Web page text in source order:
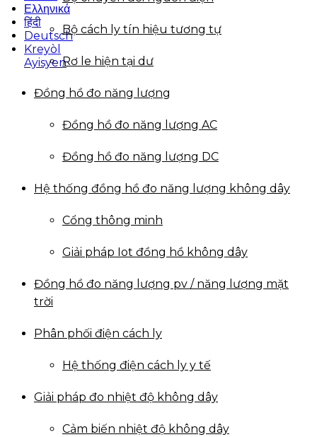
Ελληνικά
हिंदी
Deutsch
Kreyòl
Ayisyen
Bộ cách ly tín hiệu tương tự
Rơ le hiện tại dư
Đồng hồ đo năng lượng
Đồng hồ đo năng lượng AC
Đồng hồ đo năng lượng DC
Hệ thống đồng hồ đo năng lượng không dây
Cổng thông minh
Giải pháp Iot đồng hồ không dây
Đồng hồ đo năng lượng pv / năng lượng mặt
trời
Phân phối điện cách ly
Hệ thống điện cách ly y tế
Giải pháp đo nhiệt độ không dây
Cảm biến nhiệt độ không dây